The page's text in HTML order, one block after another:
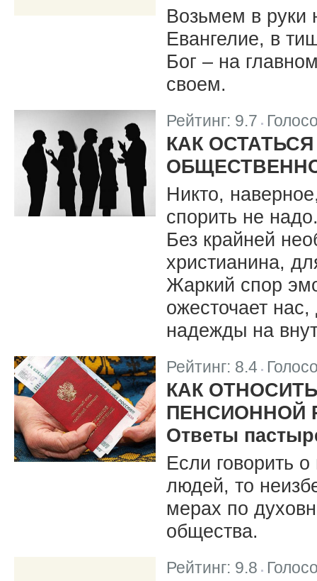
Возьмем в руки
Евангелие, в
Бог – на
своем.
Рейтинг: 9.7
КАК
Никто,
спорить не
Без крайней
христианина,
Жаркий спор
ожесточает
надежды на
Рейтинг: 8.4
КАК
ПЕНСИОННОЙ
Ответы
Если говорить
людей, то
мерах по
общества.
Рейтинг: 9.8